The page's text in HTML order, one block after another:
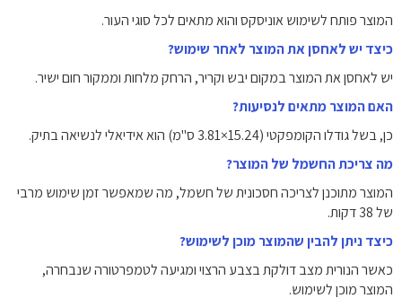
המוצר פותח לשימוש אוניסקס והוא מתאים לכל סוגי העור.
כיצד יש לאחסן את המוצר לאחר שימוש?
יש לאחסן את המוצר במקום יבש וקריר, הרחק מלחות וממקור חום ישיר.
האם המוצר מתאים לנסיעות?
כן, בשל גודלו הקומפקטי (15.24×3.81 ס"מ) הוא אידיאלי לנשיאה בתיק.
מה צריכת החשמל של המוצר?
המוצר מתוכנן לצריכה חסכונית של חשמל, מה שמאפשר זמן שימוש מרבי
של 38 דקות.
כיצד ניתן להבין שהמוצר מוכן לשימוש?
כאשר הנורית מצב דולקת בצבע הרצוי ומגיעה לטמפרטורה שנבחרה,
המוצר מוכן לשימוש.